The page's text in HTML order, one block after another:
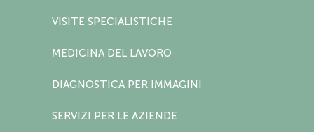
VISITE SPECIALISTICHE
MEDICINA DEL LAVORO
DIAGNOSTICA PER IMMAGINI
SERVIZI PER LE AZIENDE